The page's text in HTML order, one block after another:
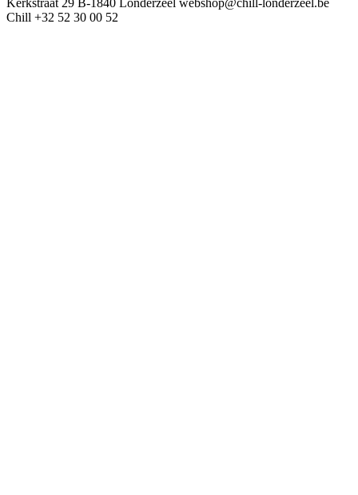
Kerkstraat 29 B-1840 Londerzeel webshop@chill-londerzeel.be
Chill +32 52 30 00 52